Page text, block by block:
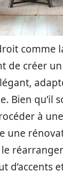
comme
de créer
Bien qu’il
à
une
d’accents